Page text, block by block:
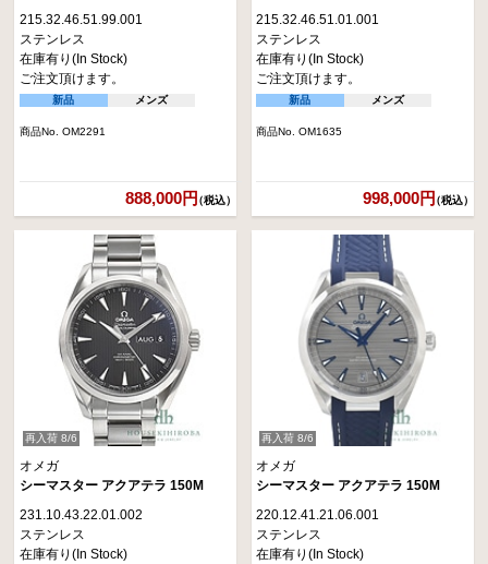
215.32.46.51.99.001
ステンレス
在庫有り(In Stock)
ご注文頂けます。
新品 メンズ
商品No. OM2291
888,000円（税込）
215.32.46.51.01.001
ステンレス
在庫有り(In Stock)
ご注文頂けます。
新品 メンズ
商品No. OM1635
998,000円（税込）
再入荷 8/6
オメガ
シーマスター アクアテラ 150M
231.10.43.22.01.002
ステンレス
在庫有り(In Stock)
再入荷 8/6
オメガ
シーマスター アクアテラ 150M
220.12.41.21.06.001
ステンレス
在庫有り(In Stock)